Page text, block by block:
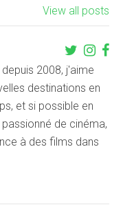
View all posts
2008, j'aime
destinations en
et si possible en
de cinéma,
à des films dans